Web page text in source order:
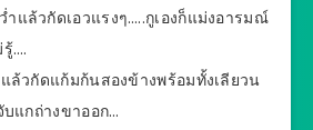
แล้วกัดเอวแรงๆ…..กูเองก็แม่งอารมณ์
….
ล้วกัดแก้มก้นสองข้างพร้อมทั้งเลียวน
แกถ่างขาออก…